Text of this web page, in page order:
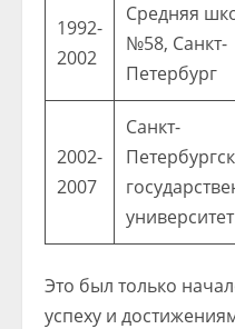
1992-
2002
Средняя
№58, Санкт-
Петербург
2002-
2007
Санкт-
университет
Это был только
успеху и